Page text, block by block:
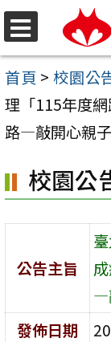
選
單
跳
至
主
要
內
區
首頁 > 校園公
理「115年度
路—敲開心親子
校園公
公告主旨
—
發佈日期